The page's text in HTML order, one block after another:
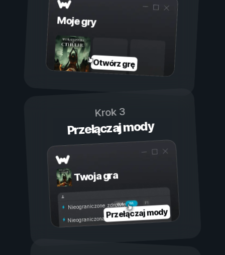
Moje gry
Otwórz grę
Krok 3
Przełączaj mody
Twoja gra
Wł.
Wył.
Nieograniczone zdrowie
Nieograniczona wytrzymałość
Przełączaj mody